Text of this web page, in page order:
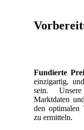
Fundierte
einzigartig,
sein.
Marktdaten
den optimalen
zu ermitteln.